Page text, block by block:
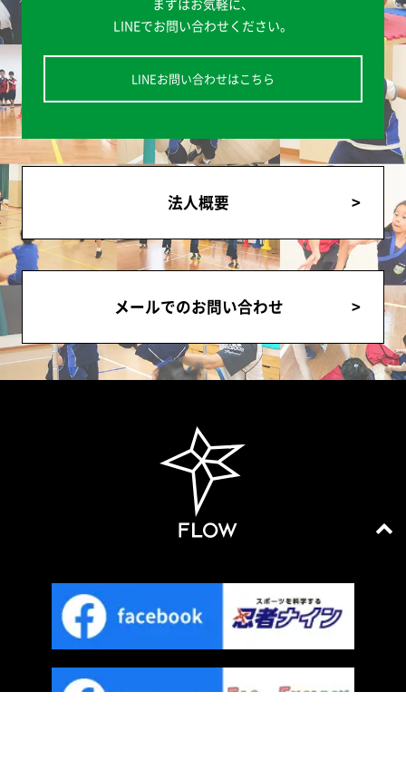
まずはお気軽に、
LINEでお問い合わせください。
LINEお問い合わせはこちら
法人概要
メールでのお問い合わせ